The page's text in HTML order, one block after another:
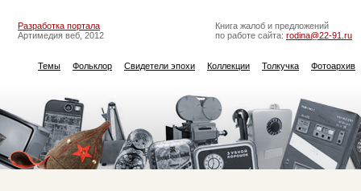
Разработка портала
Артимедия веб, 2012
Книга жалоб и предложений
по работе сайта: rodina@22-91.ru
Темы Фольклор Свидетели эпохи Коллекции Толкучка Фотоархив